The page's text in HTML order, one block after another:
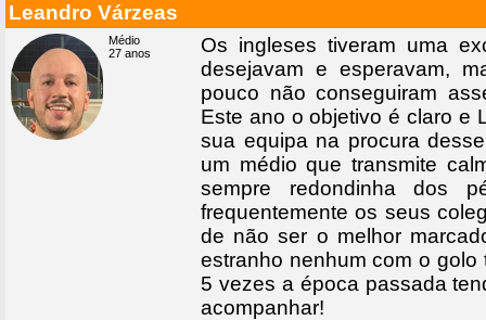
Leandro Várzeas
Médio
27 anos
Os ingleses tiveram uma
desejavam e esperavam,
pouco não conseguiram
Este ano o objetivo é claro e
sua equipa na procura
um médio que transmite
sempre redondinha dos
frequentemente os seus
de não ser o melhor
estranho nenhum com o
5 vezes a época passada
acompanhar!